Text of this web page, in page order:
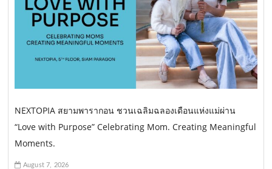
NEXTOPIA สยามพารากอน ชวนเฉลิมฉลองเดือนแห่งแม่ผ่าน
“Love with Purpose” Celebrating Mom. Creating Meaningful
Moments.
August 7, 2026